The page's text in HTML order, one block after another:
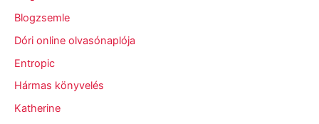
Blogzsemle
Dóri online olvasónaplója
Entropic
Hármas könyvelés
Katherine